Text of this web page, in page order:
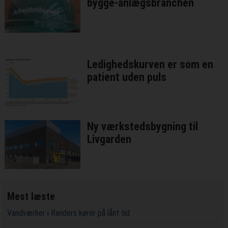
bygge-anlægsbranchen
Ledighedskurven er som en
patient uden puls
Ny værkstedsbygning til
Livgarden
Mest læste
Vandværker i Randers kører på lånt tid